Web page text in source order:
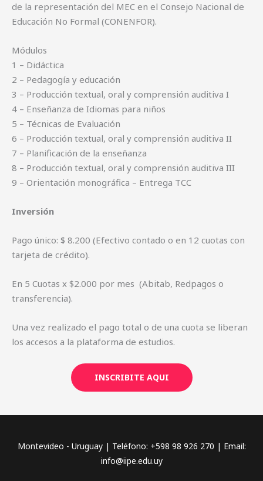
de la representación del MEC en el Consejo Nacional de
Educación No Formal (CONENFOR).
Módulos
1 – Didáctica
2 – Pedagogía y educación
3 – Producción textual, oral y comprensión auditiva I
4 – Enseñanza de Idiomas para niños
5 – Técnicas de Evaluación
6 – Producción textual, oral y comprensión auditiva II
7 – Planificación de la enseñanza
8 – Producción textual, oral y comprensión auditiva III
9 – Orientación monográfica – Entrega TCC
Inversión
Pago único: $ 8.200 (Efectivo contado o en 12 cuotas con
tarjeta de crédito).
En 5 Cuotas x $2.000 por mes (Abitab, Redpagos o
transferencia).
Una vez realizado el pago total o de una cuota se liberan
los accesos a la plataforma de estudios.
INSCRIBITE AQUI
Montevideo - Uruguay | Teléfono: +598 98 926 270 | Email:
info@iipe.edu.uy